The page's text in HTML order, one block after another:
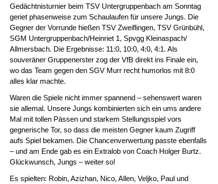
Gedächtnisturnier beim TSV Untergruppenbach am Sonntag
geriet phasenweise zum Schaulaufen für unsere Jungs. Die
Gegner der Vorrunde hießen TSV Zweiflingen, TSV Grünbühl,
SGM Untergruppenbach/Heinriet 1, Spvgg Kleinaspach/
Allmersbach. Die Ergebnisse: 11:0, 10:0, 4:0, 4:1. Als
souveräner Gruppenerster zog der VfB direkt ins Finale ein,
wo das Team gegen den SGV Murr recht humorlos mit 8:0
alles klar machte.
Waren die Spiele nicht immer spannend – sehenswert waren
sie allemal. Unsere Jungs kombinierten sich ein ums andere
Mal mit tollen Pässen und starkem Stellungsspiel vors
gegnerische Tor, so dass die meisten Gegner kaum Zugriff
aufs Spiel bekamen. Die Chancenverwertung passte ebenfalls
– und am Ende gab es ein Extralob von Coach Holger Burtz.
Glückwunsch, Jungs – weiter so!
Es spielten: Robin, Azizhan, Nico, Allen, Veljko, Paul und